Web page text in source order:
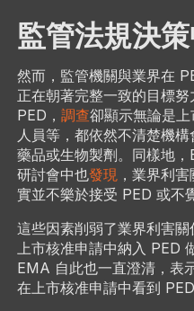
監管法規決
然而，監管機關與業界在
正在朝著完整一致的目標
PED， 調查卻顯示無論是
人員等，都依然不清楚機
藥品或生物製劑。同樣地
研討會中也發現 ，業界利
實並不樂於接受 PED 或不
這些因素削弱了業界利害
上市核准申請中納入 PED
EMA 自此也一直澄清，表
在上市核准申請中看到 PED